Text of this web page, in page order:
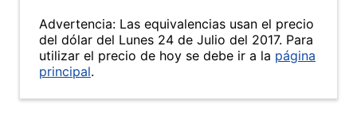
Advertencia: Las equivalencias usan el precio
del dólar del Lunes 24 de Julio del 2017. Para
utilizar el precio de hoy se debe ir a la página
principal.